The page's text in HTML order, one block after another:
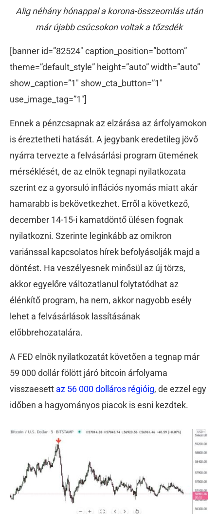
Alig néhány hónappal a korona-összeomlás után
már újabb csúcsokon voltak a tőzsdék
[banner id=”82524″ caption_position=”bottom”
theme=”default_style” height=”auto” width=”auto”
show_caption=”1″ show_cta_button=”1″
use_image_tag=”1″]
Ennek a pénzcsapnak az elzárása az árfolyamokon
is éreztetheti hatását. A jegybank eredetileg jövő
nyárra tervezte a felvásárlási program ütemének
mérséklését, de az elnök tegnapi nyilatkozata
szerint ez a gyorsuló inflációs nyomás miatt akár
hamarabb is bekövetkezhet. Erről a következő,
december 14-15-i kamatdöntő ülésen fognak
nyilatkozni. Szerinte leginkább az omikron
variánssal kapcsolatos hírek befolyásolják majd a
döntést. Ha veszélyesnek minősül az új törzs,
akkor egyelőre változatlanul folytatódhat az
élénkítő program, ha nem, akkor nagyobb esély
lehet a felvásárlások lassításának
előbbrehozatalára.
A FED elnök nyilatkozatát követően a tegnap már
59 000 dollár fölött járó bitcoin árfolyama
visszaesett az 56 000 dolláros régióig, de ezzel egy
időben a hagyományos piacok is esni kezdtek.